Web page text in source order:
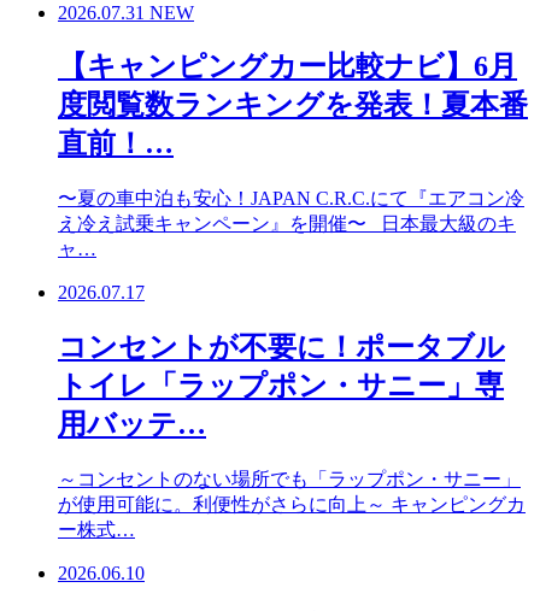
2026.07.31 NEW
【キャンピングカー比較ナビ】6月
度閲覧数ランキングを発表！夏本番
直前！…
〜夏の車中泊も安心！JAPAN C.R.C.にて『エアコン冷
え冷え試乗キャンペーン』を開催〜 日本最大級のキ
ャ…
2026.07.17
コンセントが不要に！ポータブル
トイレ「ラップポン・サニー」専
用バッテ…
～コンセントのない場所でも「ラップポン・サニー」
が使用可能に。利便性がさらに向上～ キャンピングカ
ー株式…
2026.06.10